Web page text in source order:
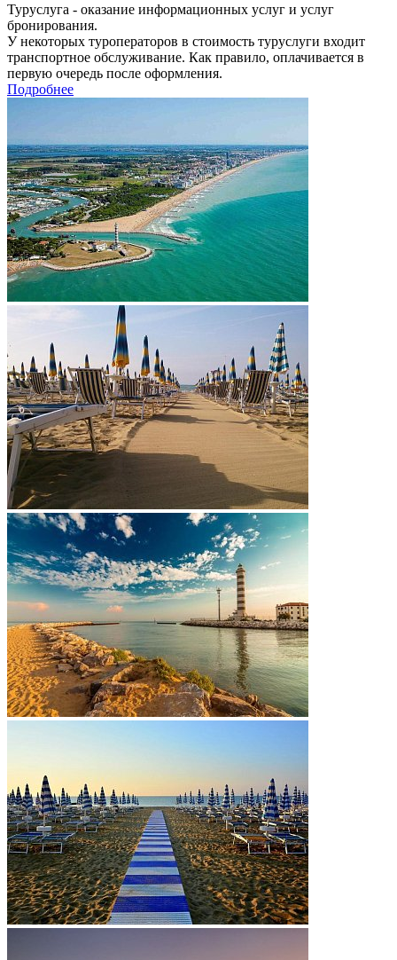
Туруслуга - оказание информационных услуг и услуг
бронирования.
У некоторых туроператоров в стоимость туруслуги входит
транспортное обслуживание. Как правило, оплачивается в
первую очередь после оформления.
Подробнее